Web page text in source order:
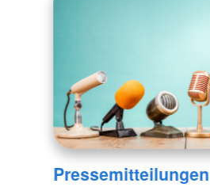
Pressemitteilungen